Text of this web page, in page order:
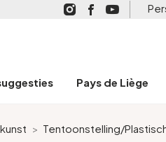
Pays de Liège
> Tentoonstelling/